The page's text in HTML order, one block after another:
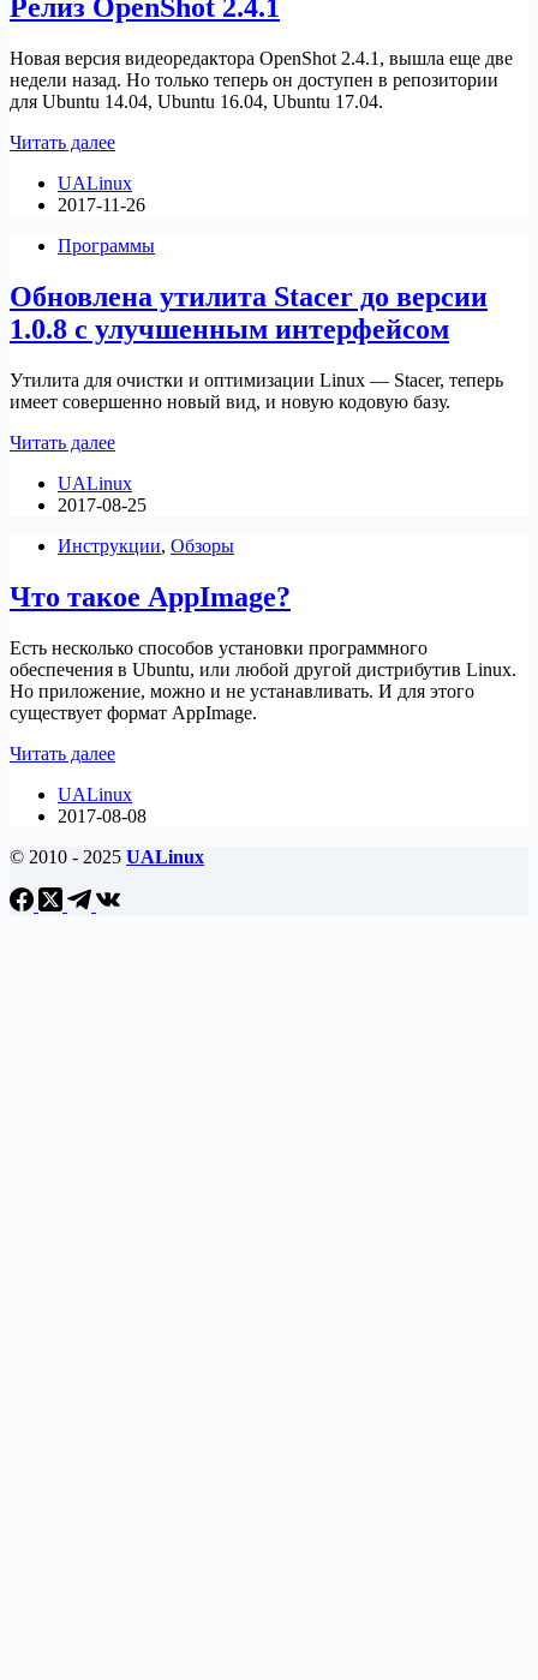
Релиз OpenShot 2.4.1
Новая версия видеоредактора OpenShot 2.4.1, вышла еще две
недели назад. Но только теперь он доступен в репозитории
для Ubuntu 14.04, Ubuntu 16.04, Ubuntu 17.04.
Читать далееРелиз
2.4.1
UALinux
2017-11-26
Программы
Обновлена утилита Stacer до версии
1.0.8 с улучшенным интерфейсом
Утилита для очистки и оптимизации Linux — Stacer, теперь
имеет совершенно новый вид, и новую кодовую базу.
Читать далееОбновлена
Stacer
до
1.0.8
улучшенным
интерфейсом
UALinux
2017-08-25
Инструкции, Обзоры
Что такое AppImage?
Есть несколько способов установки программного
обеспечения в Ubuntu, или любой другой дистрибутив Linux.
Но приложение, можно и не устанавливать. И для этого
существует формат AppImage.
Читать далееЧто
AppImage?
UALinux
2017-08-08
© 2010 - 2025 UALinux